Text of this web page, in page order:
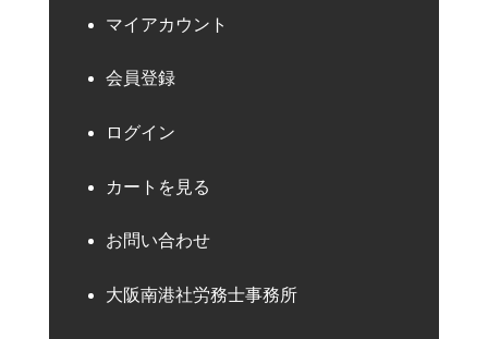
マイアカウント
会員登録
ログイン
カートを見る
お問い合わせ
大阪南港社労務士事務所